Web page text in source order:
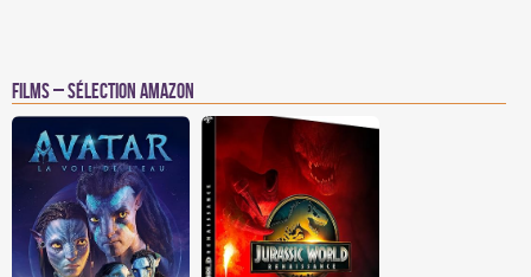
Films – Sélection Amazon